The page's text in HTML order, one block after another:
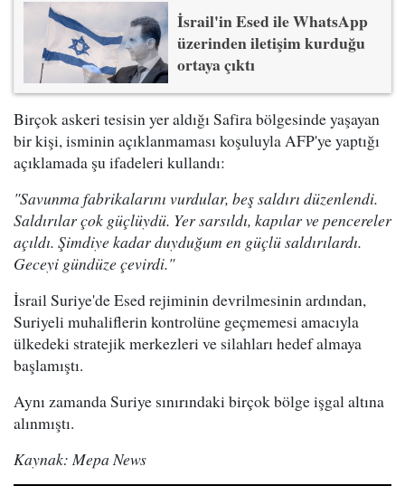
İsrail'in Esed ile WhatsApp
üzerinden iletişim kurduğu
ortaya çıktı
Birçok askeri tesisin yer aldığı Safira bölgesinde yaşayan
bir kişi, isminin açıklanmaması koşuluyla AFP'ye yaptığı
açıklamada şu ifadeleri kullandı:
"Savunma fabrikalarını vurdular, beş saldırı düzenlendi.
Saldırılar çok güçlüydü. Yer sarsıldı, kapılar ve pencereler
açıldı. Şimdiye kadar duyduğum en güçlü saldırılardı.
Geceyi gündüze çevirdi."
İsrail Suriye'de Esed rejiminin devrilmesinin ardından,
Suriyeli muhaliflerin kontrolüne geçmemesi amacıyla
ülkedeki stratejik merkezleri ve silahları hedef almaya
başlamıştı.
Aynı zamanda Suriye sınırındaki birçok bölge işgal altına
alınmıştı.
Kaynak: Mepa News